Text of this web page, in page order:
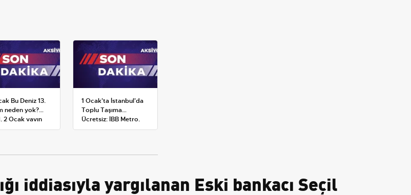
Bu Deniz 13.
neden yok?
2 Ocak yayın
değiştirdi
1 Ocak'ta İstanbul'da
Toplu Taşıma
Ücretsiz: İBB Metro,
Metrobüs ve Otobüs
iddiasıyla yargılanan Eski bankacı Seçil